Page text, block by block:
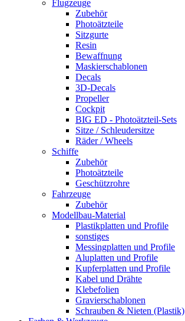
Flugzeuge
Zubehör
Photoätzteile
Sitzgurte
Resin
Bewaffnung
Maskierschablonen
Decals
3D-Decals
Propeller
Cockpit
BIG ED - Photoätzteil-Sets
Sitze / Schleudersitze
Räder / Wheels
Schiffe
Zubehör
Photoätzteile
Geschützrohre
Fahrzeuge
Zubehör
Modellbau-Material
Plastikplatten und Profile
sonstiges
Messingplatten und Profile
Aluplatten und Profile
Kupferplatten und Profile
Kabel und Drähte
Klebefolien
Gravierschablonen
Schrauben & Nieten (Plastik)